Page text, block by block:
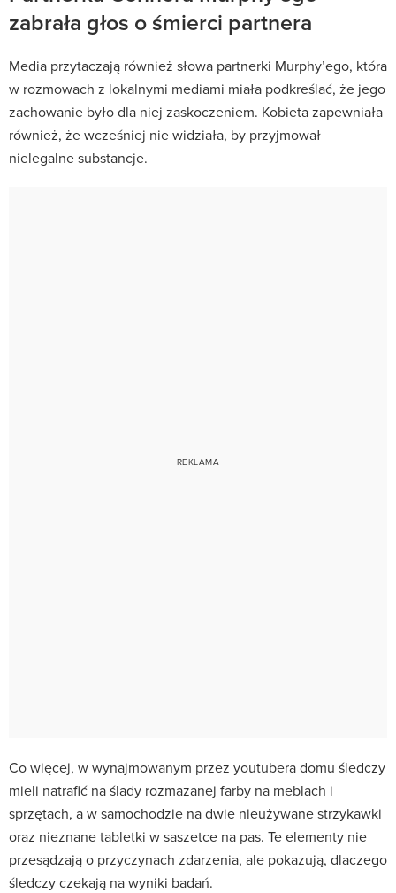
zabrała głos o śmierci partnera
Media przytaczają również słowa partnerki Murphy’ego, która
w rozmowach z lokalnymi mediami miała podkreślać, że jego
zachowanie było dla niej zaskoczeniem. Kobieta zapewniała
również, że wcześniej nie widziała, by przyjmował
nielegalne substancje.
Co więcej, w wynajmowanym przez youtubera domu śledczy
mieli natrafić na ślady rozmazanej farby na meblach i
sprzętach, a w samochodzie na dwie nieużywane strzykawki
oraz nieznane tabletki w saszetce na pas. Te elementy nie
przesądzają o przyczynach zdarzenia, ale pokazują, dlaczego
śledczy czekają na wyniki badań.